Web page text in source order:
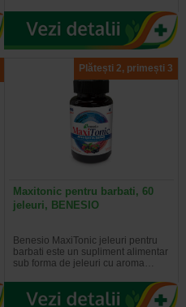
Plătești 2, primești 3
Maxitonic pentru barbati, 60
jeleuri, BENESIO
Benesio MaxiTonic jeleuri pentru
barbati este un supliment alimentar
sub forma de jeleuri cu aroma…